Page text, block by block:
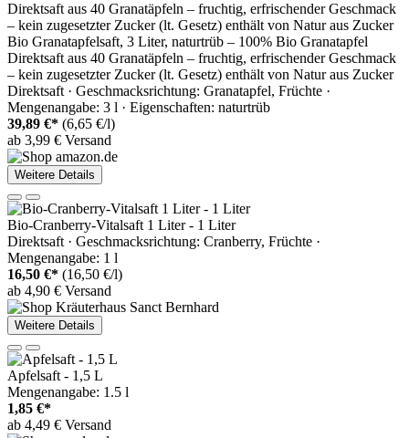
Bio Granatapfelsaft, 3 Liter, naturtrüb – 100% Bio Granatapfel
Direktsaft aus 40 Granatäpfeln – fruchtig, erfrischender Geschmack
– kein zugesetzter Zucker (lt. Gesetz) enthält von Natur aus Zucker
Direktsaft · Geschmacksrichtung: Granatapfel, Früchte ·
Mengenangabe: 3 l · Eigenschaften: naturtrüb
39,89 €* (6,65 €/l)
ab 3,99 € Versand
Weitere Details
Bio-Cranberry-Vitalsaft 1 Liter - 1 Liter
Direktsaft · Geschmacksrichtung: Cranberry, Früchte ·
Mengenangabe: 1 l
16,50 €* (16,50 €/l)
ab 4,90 € Versand
Weitere Details
Apfelsaft - 1,5 L
Mengenangabe: 1.5 l
1,85 €*
ab 4,49 € Versand